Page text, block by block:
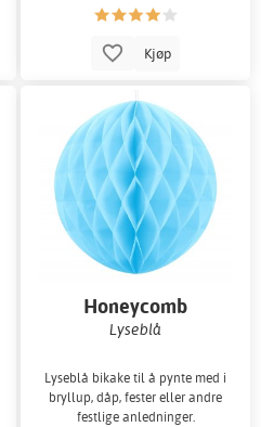
Kjøp
Honeycomb
Lyseblå
Lyseblå bikake til å pynte med i
bryllup, dåp, fester eller andre
festlige anledninger.